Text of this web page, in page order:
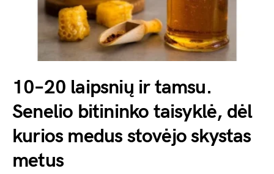
10–20 laipsnių ir tamsu.
Senelio bitininko taisyklė, dėl
kurios medus stovėjo skystas
metus